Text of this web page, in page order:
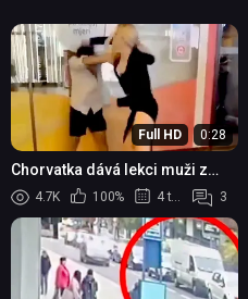
Full HD 0:28
Chorvatka dává lekci muži z
ulice4.7K 100% 4 týdny 3